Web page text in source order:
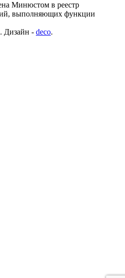
Минюстом в реестр
выполняющих функции
Дизайн - deco.